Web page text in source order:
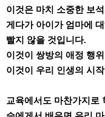
이것은 마치 소중한 보
게다가 아이가 엄마에
빨지 않을 것입니다.
이것이 쌍방의 애정 행
이것이 우리 인생의 시
교육에서도 마찬가지로